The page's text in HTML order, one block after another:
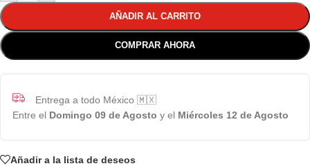
AÑADIR AL CARRITO
COMPRAR AHORA
Entrega a todo México 🇲🇽
Entre el Domingo 09 de Agosto y el Miércoles 12 de Agosto
Añadir a la lista de deseos